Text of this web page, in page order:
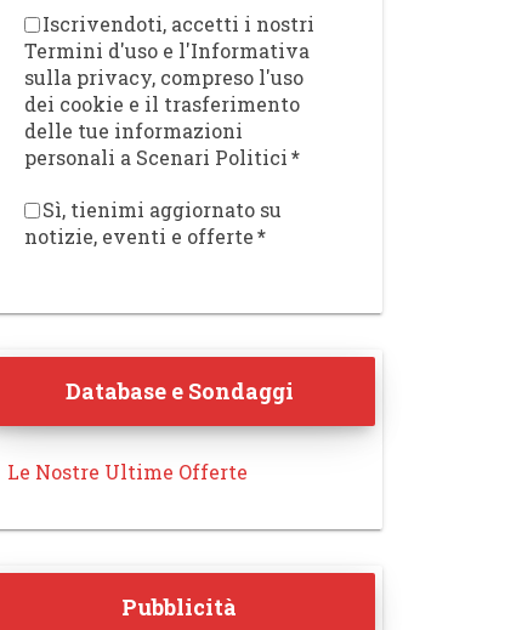
Iscrivendoti, accetti i nostri
Termini d'uso e l'Informativa
sulla privacy, compreso l'uso
dei cookie e il trasferimento
delle tue informazioni
personali a Scenari Politici*
Sì, tienimi aggiornato su
notizie, eventi e offerte*
Database e Sondaggi
Le Nostre Ultime Offerte
Pubblicità